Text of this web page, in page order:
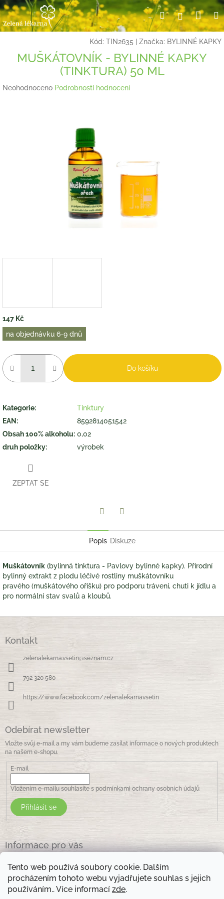
Tento web používá soubory cookie. Dalším
procházením tohoto webu vyjadřujete souhlas s jejich
používáním.. Více informací zde.
Přejít
na
obsah
HledatPřihlášení
Kód: TIN2635 Značka: BYLINNÉ KAPKY
MUŠKÁTOVNÍK - BYLINNÉ KAPKY
(TINKTURA) 50 ML
Průměrné
Neohodnoceno Podrobnosti hodnocení
147 Kč
Měrná
cena:
na objednávku 6-9 dnů
Do košíku
Kategorie:
Tinktury
EAN :
8592814051542
Obsah 100% alkoholu: 0,02
druh položky: výrobek
ZEPTAT SE
Popis Diskuze
Muškátovník (bylinná tinktura - Pavlovy bylinné kapky). Přírodní
bylinný extrakt z plodu léčivé rostliny muškátovníku
pravého (muškátového oříšku) pro podporu trávení, chuti k jídlu a
pro normální stav svalů a kloubů.
Kontakt
zelenalekarna.vsetin@seznam.cz
792 320 580
https://www.facebook.com/zelenalekarnavsetin
Odebírat newsletter
Vložte svůj e-mail a my vám budeme zasílat informace o nových produktech
na našem e-shopu.
E-mail
Vložením e-mailu souhlasíte s podmínkami ochrany osobních údajů
Přihlásit se
Informace pro vás
Obchodní podmínky
Podmínky ochrany osobních údajů
Kontakty